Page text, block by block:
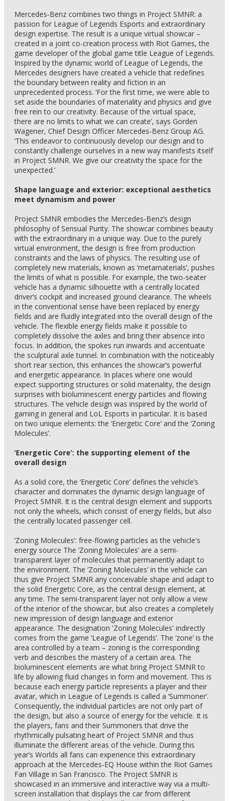
Mercedes‑Benz combines two things in Project SMNR: a
passion for League of Legends Esports and extraordinary
design expertise. The result is a unique virtual showcar –
created in a joint co-creation process with Riot Games, the
game developer of the global game title League of Legends.
Inspired by the dynamic world of League of Legends, the
Mercedes designers have created a vehicle that redefines
the boundary between reality and fiction in an
unprecedented process. ‘For the first time, we were able to
set aside the boundaries of materiality and physics and give
free rein to our creativity. Because of the virtual space,
there are no limits to what we can create’, says Gorden
Wagener, Chief Design Officer Mercedes‑Benz Group AG.
‘This endeavor to continuously develop our design and to
constantly challenge ourselves in a new way manifests itself
in Project SMNR. We give our creativity the space for the
unexpected.’
Shape language and exterior: exceptional aesthetics
meet dynamism and power
Project SMNR embodies the Mercedes‑Benz’s design
philosophy of Sensual Purity. The showcar combines beauty
with the extraordinary in a unique way. Due to the purely
virtual environment, the design is free from production
constraints and the laws of physics. The resulting use of
completely new materials, known as ‘metamaterials’, pushes
the limits of what is possible. For example, the two-seater
vehicle has a dynamic silhouette with a centrally located
driver’s cockpit and increased ground clearance. The wheels
in the conventional sense have been replaced by energy
fields and are fluidly integrated into the overall design of the
vehicle. The flexible energy fields make it possible to
completely dissolve the axles and bring their absence into
focus. In addition, the spokes run inwards and accentuate
the sculptural axle tunnel. In combination with the noticeably
short rear section, this enhances the showcar’s powerful
and energetic appearance. In places where one would
expect supporting structures or solid materiality, the design
surprises with bioluminescent energy particles and flowing
structures. The vehicle design was inspired by the world of
gaming in general and LoL Esports in particular. It is based
on two unique elements: the ‘Energetic Core’ and the ‘Zoning
Molecules’.
‘Energetic Core’: the supporting element of the
overall design
As a solid core, the ‘Energetic Core’ defines the vehicle’s
character and dominates the dynamic design language of
Project SMNR. It is the central design element and supports
not only the wheels, which consist of energy fields, but also
the centrally located passenger cell.
‘Zoning Molecules’: free-flowing particles as the vehicle's
energy source The ‘Zoning Molecules’ are a semi-
transparent layer of molecules that permanently adapt to
the environment. The ‘Zoning Molecules’ in the vehicle can
thus give Project SMNR any conceivable shape and adapt to
the solid Energetic Core, as the central design element, at
any time. The semi-transparent layer not only allow a view
of the interior of the showcar, but also creates a completely
new impression of design language and exterior
appearance. The designation 'Zoning Molecules' indirectly
comes from the game ‘League of Legends’. The ‘zone’ is the
area controlled by a team – zoning is the corresponding
verb and describes the mastery of a certain area. The
bioluminescent elements are what bring Project SMNR to
life by allowing fluid changes in form and movement. This is
because each energy particle represents a player and their
avatar, which in League of Legends is called a ‘Summoner’.
Consequently, the individual particles are not only part of
the design, but also a source of energy for the vehicle. It is
the players, fans and their Summoners that drive the
rhythmically pulsating heart of Project SMNR and thus
illuminate the different areas of the vehicle. During this
year’s Worlds all fans can experience this extraordinary
approach at the Mercedes‑EQ House within the Riot Games
Fan Village in San Francisco. The Project SMNR is
showcased in an immersive and interactive way via a multi-
screen installation that displays the car from different